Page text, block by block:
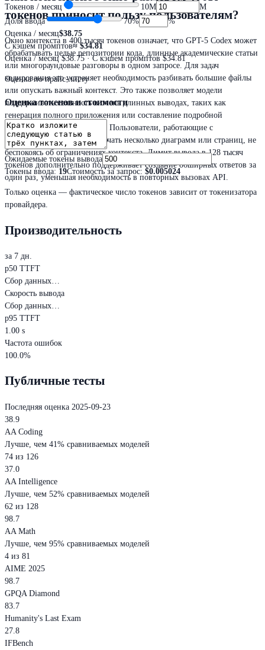
токенов приносит пользу пользователям?
Окно контекста в 400 тысяч токенов означает, что GPT-5 Codex может
обрабатывать целые репозитории кода, длинные академические статьи
или многораундовые разговоры в одном запросе. Для задач
кодирования это устраняет необходимость разбивать большие файлы
или опускать важный контекст. Это также позволяет модели
поддерживать связность в очень длинных выводах, таких как
генерация полного приложения или составление подробной
технической спецификации. Пользователи, работающие с
изображениями, могут включать несколько диаграмм или страниц, не
беспокоясь об ограничениях контекста. Лимит вывода в 128 тысяч
токенов дополнительно поддерживает создание обширных ответов за
один раз, уменьшая необходимость в повторных вызовах API.
Токенов / месяц 10M
M
Доля ввода
70%
%
Оценка / месяц$38.75
С кэшем промптов≈$34.81
Оценка / месяц $38.75· С кэшем промптов $34.81
Оценка по прайс-листу
Оценка токенов и стоимости
Ожидаемые токены вывода
Токены ввода: 19Стоимость за запрос: $0.005024
Только оценка — фактическое число токенов зависит от токенизатора
провайдера.
Производительность
за 7 дн.
p50 TTFT
Сбор данных…
Скорость вывода
Сбор данных…
p95 TTFT
1.00 s
Частота ошибок
100.0%
Публичные тесты
Последняя оценка 2025-09-23
38.9
AA Coding
Лучше, чем 41% сравниваемых моделей
74 из 126
37.0
AA Intelligence
Лучше, чем 52% сравниваемых моделей
62 из 128
98.7
AA Math
Лучше, чем 95% сравниваемых моделей
4 из 81
AIME 2025
98.7
GPQA Diamond
83.7
Humanity's Last Exam
27.8
IFBench